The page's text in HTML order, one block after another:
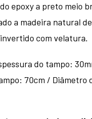
epoxy a preto meio
a madeira natural
com velatura.
do tampo:
70cm / Diâmetro